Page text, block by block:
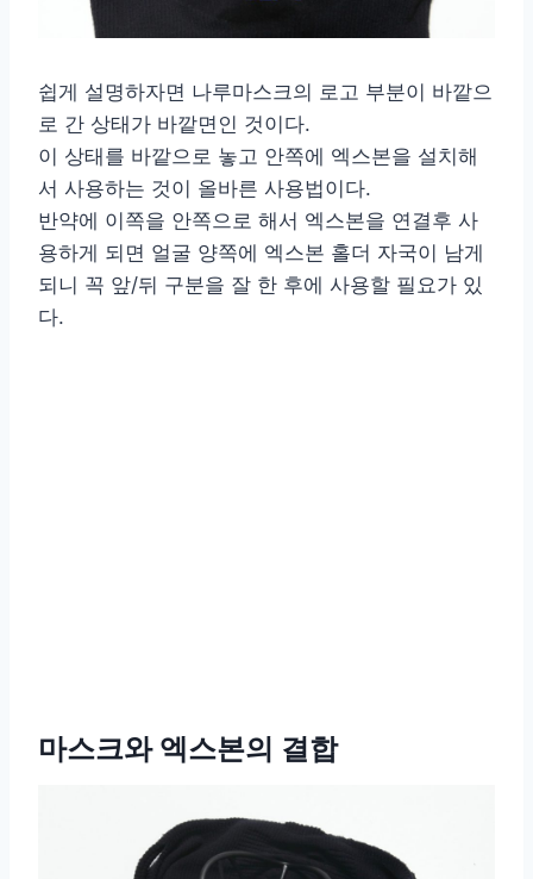
쉽게 설명하자면 나루마스크의 로고 부분이 바깥으
로 간 상태가 바깥면인 것이다.
이 상태를 바깥으로 놓고 안쪽에 엑스본을 설치해
서 사용하는 것이 올바른 사용법이다.
반약에 이쪽을 안쪽으로 해서 엑스본을 연결후 사
용하게 되면 얼굴 양쪽에 엑스본 홀더 자국이 남게
되니 꼭 앞/뒤 구분을 잘 한 후에 사용할 필요가 있
다.
마스크와 엑스본의 결합